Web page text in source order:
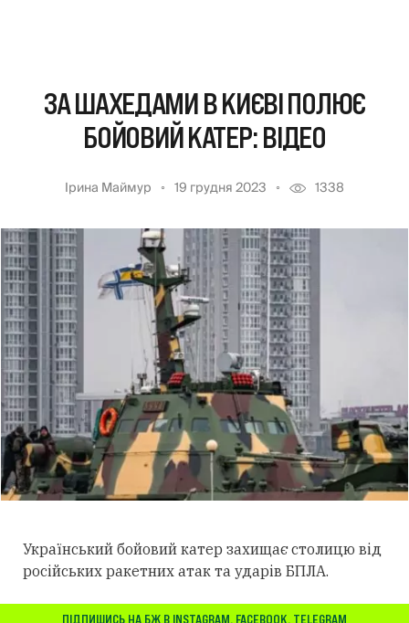
ЗА ШАХЕДАМИ В КИЄВІ ПОЛЮЄ
БОЙОВИЙ КАТЕР: ВІДЕО
Ірина Маймур 19 грудня 2023 1338
Український бойовий катер захищає столицю від
російських ракетних атак та ударів БПЛА.
ПІДПИШИСЬ НА БЖ В INSTAGRAM, FACEBOOK, TELEGRAM